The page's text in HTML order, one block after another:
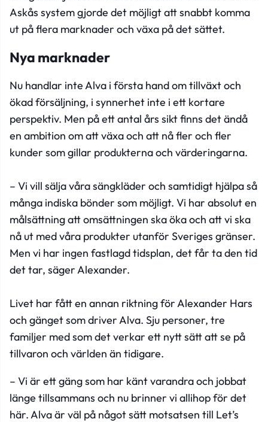
Askås system gjorde det möjligt att snabbt komma
ut på flera marknader och växa på det sättet.
Nya marknader
Nu handlar inte Alva i första hand om tillväxt och
ökad försäljning, i synnerhet inte i ett kortare
perspektiv. Men på ett antal års sikt finns det ändå
en ambition om att växa och att nå fler och fler
kunder som gillar produkterna och värderingarna.
– Vi vill sälja våra sängkläder och samtidigt hjälpa så
många indiska bönder som möjligt. Vi har absolut en
målsättning att omsättningen ska öka och att vi ska
nå ut med våra produkter utanför Sveriges gränser.
Men vi har ingen fastlagd tidsplan, det får ta den tid
det tar, säger Alexander.
Livet har fått en annan riktning för Alexander Hars
och gänget som driver Alva. Sju personer, tre
familjer med som det verkar ett nytt sätt att se på
tillvaron och världen än tidigare.
– Vi är ett gäng som har känt varandra och jobbat
länge tillsammans och nu brinner vi allihop för det
här. Alva är väl på något sätt motsatsen till Let’s